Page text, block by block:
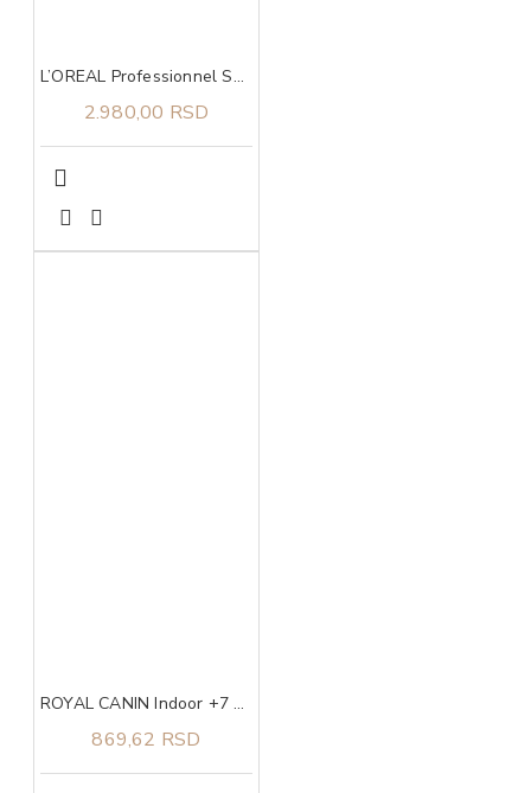
L’OREAL Professionnel Serie Expert Metal Detox maska 250ml
2.980,00 RSD
ROYAL CANIN Indoor +7 0,4kg
869,62 RSD